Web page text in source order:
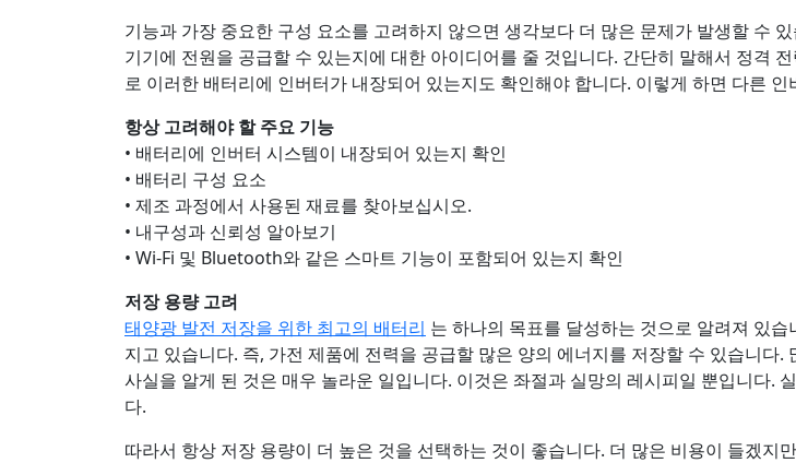
기능과 가장 중요한 구성 요소를 고려하지 않으면 생각보다 더 많은 문제가 발생할 수
기기에 전원을 공급할 수 있는지에 대한 아이디어를 줄 것입니다. 간단히 말해서 정격
로 이러한 배터리에 인버터가 내장되어 있는지도 확인해야 합니다. 이렇게 하면 다른
항상 고려해야 할 주요 기능
• 배터리에 인버터 시스템이 내장되어 있는지 확인
• 배터리 구성 요소
• 제조 과정에서 사용된 재료를 찾아보십시오.
• 내구성과 신뢰성 알아보기
• Wi-Fi 및 Bluetooth와 같은 스마트 기능이 포함되어 있는지 확인
저장 용량 고려
태양광 발전 저장을 위한 최고의 배터리 는 하나의 목표를 달성하는 것으로 알려져 있
지고 있습니다. 즉, 가전 제품에 전력을 공급할 많은 양의 에너지를 저장할 수 있습니
사실을 알게 된 것은 매우 놀라운 일입니다. 이것은 좌절과 실망의 레시피일 뿐입니다.
다.
따라서 항상 저장 용량이 더 높은 것을 선택하는 것이 좋습니다. 더 많은 비용이 들겠지